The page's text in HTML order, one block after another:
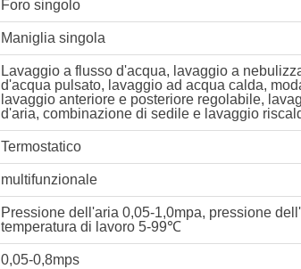
Foro singolo
Maniglia singola
Lavaggio a flusso d'acqua, lavaggio a
d'acqua pulsato, lavaggio ad acqua calda,
lavaggio anteriore e posteriore regolabile,
d'aria, combinazione di sedile e lavaggio
Termostatico
multifunzionale
Pressione dell'aria 0,05-1,0mpa, pressione
temperatura di lavoro 5-99℃
0,05-0,8mps